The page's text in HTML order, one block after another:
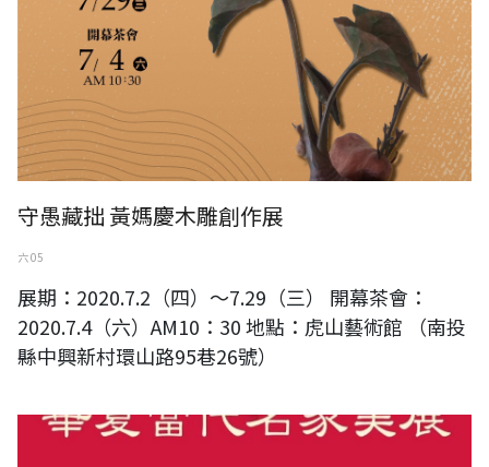
守愚藏拙 黃媽慶木雕創作展
六 05
展期：2020.7.2（四）～7.29（三） 開幕茶會：
2020.7.4（六）AM10：30 地點：虎山藝術館 （南投
縣中興新村環山路95巷26號）
2020華夏當代名家美展